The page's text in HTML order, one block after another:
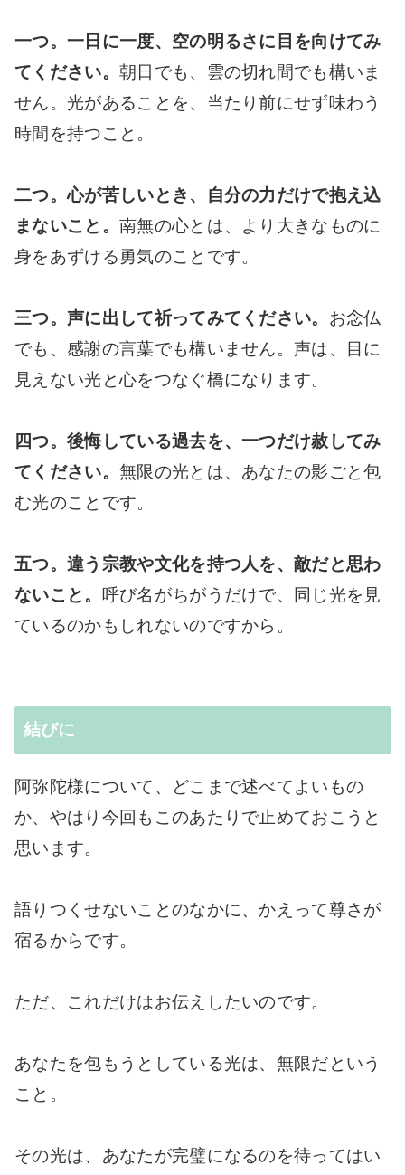
一つ。一日に一度、空の明るさに目を向けてみ
てください。 朝日でも、雲の切れ間でも構いま
せん。光があることを、当たり前にせず味わう
時間を持つこと。
二つ。心が苦しいとき、自分の力だけで抱え込
まないこと。 南無の心とは、より大きなものに
身をあずける勇気のことです。
三つ。声に出して祈ってみてください。 お念仏
でも、感謝の言葉でも構いません。声は、目に
見えない光と心をつなぐ橋になります。
四つ。後悔している過去を、一つだけ赦してみ
てください。 無限の光とは、あなたの影ごと包
む光のことです。
五つ。違う宗教や文化を持つ人を、敵だと思わ
ないこと。
呼び名がちがうだけで、同じ光を見
ているのかもしれないのですから。
結びに
阿弥陀様について、どこまで述べてよいもの
か、やはり今回もこのあたりで止めておこうと
思います。
語りつくせないことのなかに、かえって尊さが
宿るからです。
ただ、これだけはお伝えしたいのです。
あなたを包もうとしている光は、無限だという
こと。
その光は、あなたが完璧になるのを待ってはい